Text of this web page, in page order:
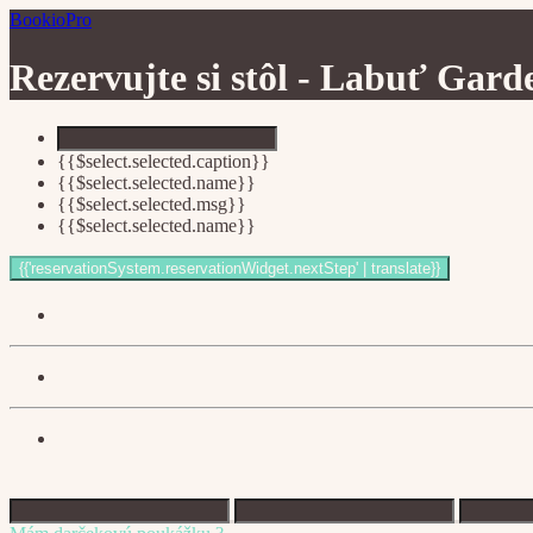
BookioPro
Rezervujte si stôl - Labuť
{{$select.selected.caption}}
{{$select.selected.name}}
{{$select.selected.msg}}
{{$select.selected.name}}